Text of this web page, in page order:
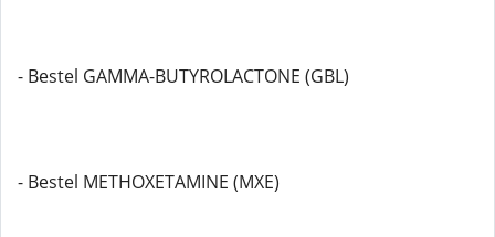
- Bestel GAMMA-BUTYROLACTONE (GBL)
- Bestel METHOXETAMINE (MXE)